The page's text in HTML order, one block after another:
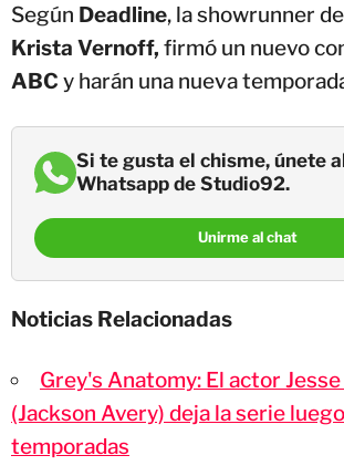
Según Deadline, la showrunner
Krista Vernoff, firmó un nuevo
ABC y harán una nueva
Si te gusta el chisme, únete
Whatsapp de Studio92.
Unirme al chat
Noticias Relacionadas
Grey's Anatomy: El actor
(Jackson Avery) deja la serie
temporadas